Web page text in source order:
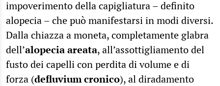
impoverimento della capigliatura – definito
alopecia – che può manifestarsi in modi diversi.
Dalla chiazza a moneta, completamente glabra
dell’alopecia areata, all’assottigliamento del
fusto dei capelli con perdita di volume e di
forza (defluvium cronico), al diradamento